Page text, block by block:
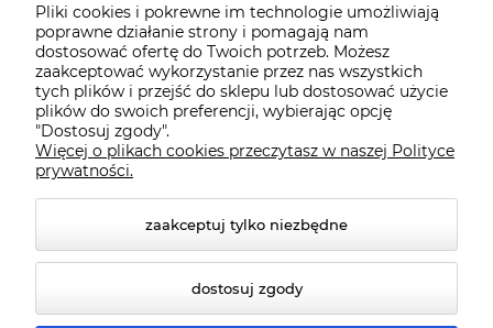
Gwarancja i Serwis
Styl graficzny ShopGadget.pl
Sklep internetowy Shoper
Premium
Pliki cookies i pokrewne im technologie umożliwiają
poprawne działanie strony i pomagają nam
dostosować ofertę do Twoich potrzeb. Możesz
zaakceptować wykorzystanie przez nas wszystkich
tych plików i przejść do sklepu lub dostosować użycie
plików do swoich preferencji, wybierając opcję
"Dostosuj zgody".
Więcej o plikach cookies przeczytasz w naszej Polityce
prywatności.
zaakceptuj tylko niezbędne
dostosuj zgody